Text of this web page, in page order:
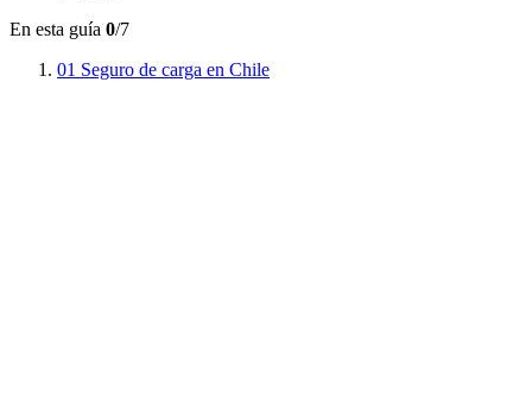
En esta guía 0/7
01 Seguro de carga en Chile